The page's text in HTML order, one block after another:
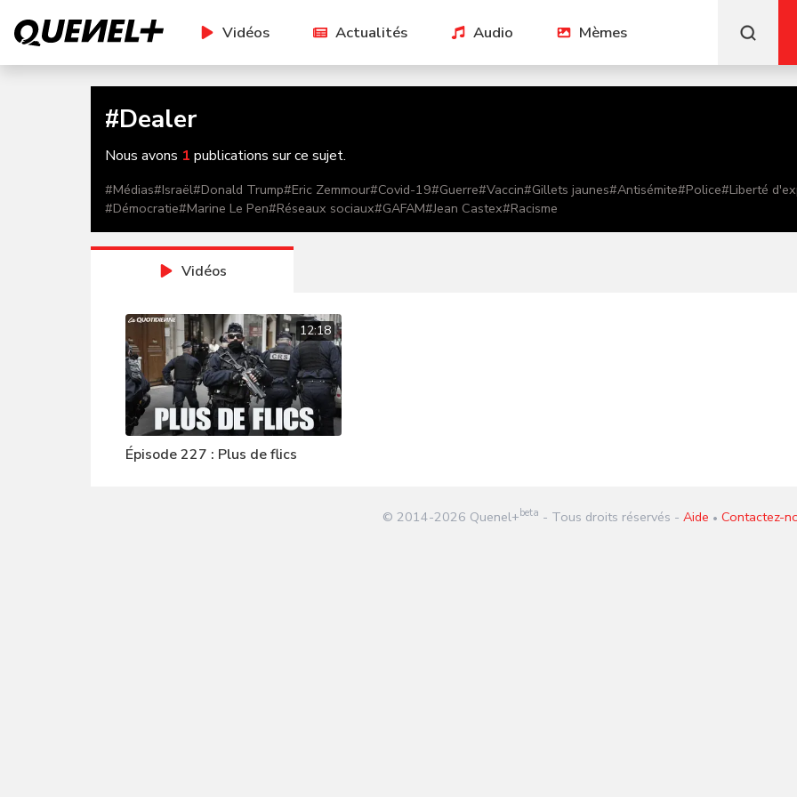
Vidéos Actualités Audio Mèmes
#Dealer
Nous avons 1 publications sur ce sujet.
#Médias#Israël#Donald Trump#Eric Zemmour#Covid-19#Guerre#Vaccin#Gillets jaunes#Antisémite#Police#Liberté
#Démocratie#Marine Le Pen#Réseaux sociaux#GAFAM#Jean Castex#Racisme
Vidéos
12:18
Épisode 227 : Plus de flics
© 2014-2026 Quenel+beta - Tous droits réservés - Aide • Contactez-